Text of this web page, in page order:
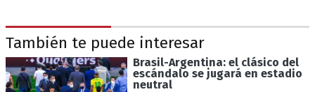
También te puede interesar
Brasil-Argentina: el clásico del
escándalo se jugará en estadio
neutral